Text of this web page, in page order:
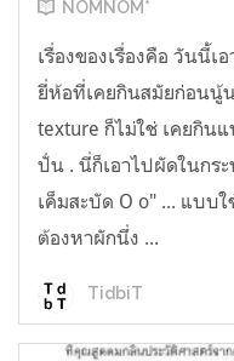
NOMNOM*
เรื่องของเรื่องคือ วันนี้
ยี่ห้อที่เคยกินสมัยก่อนนู้
texture ก็ไม่ใช่ เคยกิน
ปั่น . นี่ก็เอาไปผัดในกร
เค็มสะบัด O o" ... แบบ
ต้องหาผักนึ่ง ...
TidbiT